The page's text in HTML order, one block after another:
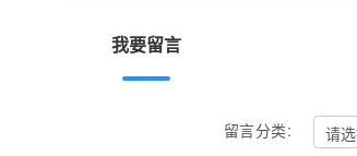
我要留言
留言分类: